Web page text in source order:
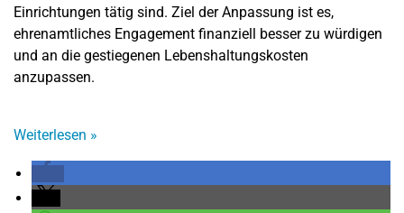
Einrichtungen tätig sind. Ziel der Anpassung ist es,
ehrenamtliches Engagement finanziell besser zu würdigen
und an die gestiegenen Lebenshaltungskosten
anzupassen.
Weiterlesen »